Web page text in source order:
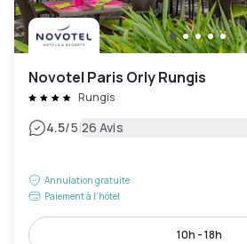
Novotel Paris Orly Rungis
Rungis
4.5/5|26 Avis
Annulation gratuite
Paiement à l'hôtel
10h - 18h